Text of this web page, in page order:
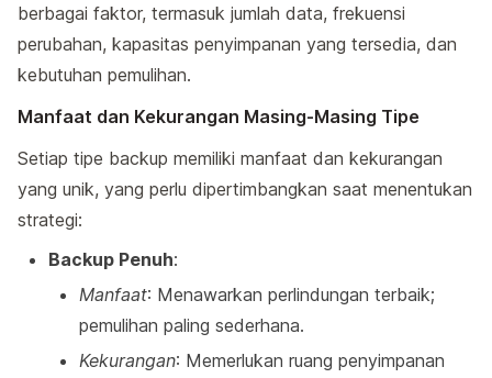
berbagai faktor, termasuk jumlah data, frekuensi
perubahan, kapasitas penyimpanan yang tersedia, dan
kebutuhan pemulihan.
Manfaat dan Kekurangan Masing-Masing Tipe
Setiap tipe backup memiliki manfaat dan kekurangan
yang unik, yang perlu dipertimbangkan saat menentukan
strategi:
Backup Penuh:
Manfaat: Menawarkan perlindungan terbaik;
pemulihan paling sederhana.
Kekurangan: Memerlukan ruang penyimpanan